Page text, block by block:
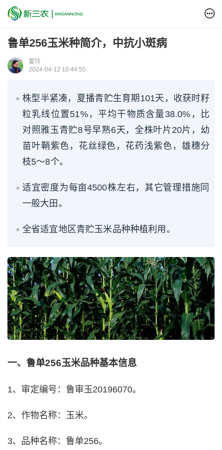
鲁单256玉米种简介，中抗小斑病
夏玲
2024-04-12 10:44:55
株型半紧凑，夏播青贮生育期101天，收获时籽
粒乳线位置51%，平均干物质含量38.0%，比
对照雅玉青贮8号早熟6天，全株叶片20片，幼
苗叶鞘紫色，花丝绿色，花药浅紫色，雄穗分
枝5～8个。
适宜密度为每亩4500株左右，其它管理措施同
一般大田。
全省适宜地区青贮玉米品种种植利用。
一、鲁单256玉米品种基本信息
1、审定编号：鲁审玉20196070。
2、作物名称：玉米。
3、品种名称：鲁单256。